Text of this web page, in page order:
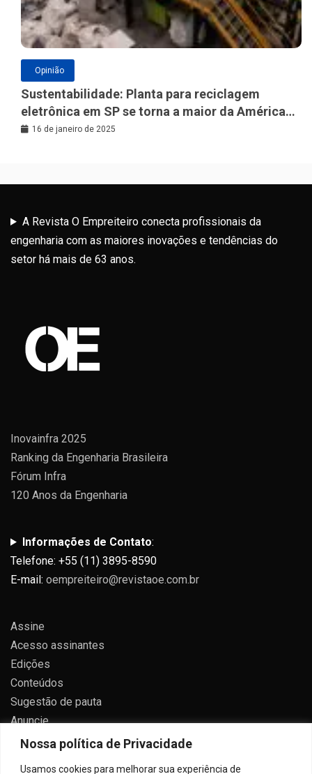
Nossa política de Privacidade
Usamos cookies para melhorar sua experiência de
Opinião
Sustentabilidade: Planta para reciclagem
eletrônica em SP se torna a maior da América
Latina
16 de janeiro de 2025
A Revista O Empreiteiro conecta profissionais da
engenharia com as maiores inovações e tendências do
setor há mais de 63 anos.
Inovainfra 2025
Ranking da Engenharia Brasileira
Fórum Infra
120 Anos da Engenharia
Informações de Contato:
Telefone: +55 (11) 3895-8590
E-mail: oempreiteiro@revistaoe.com.br
Assine
Acesso assinantes
Edições
Conteúdos
Sugestão de pauta
Anuncie
Contato